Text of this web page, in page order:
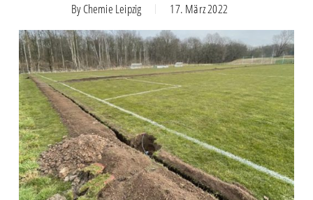
By Chemie Leipzig 17. März 2022